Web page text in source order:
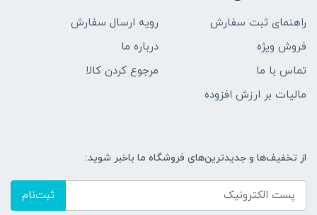
راهنمای ثبت سفارش
رویه ارسال سفارش
فروش ویژه
درباره ما
تماس با ما
مرجوع کردن کالا
مالیات بر ارزش افزوده
از تخفیف‌ها و جدیدترین‌های فروشگاه ما باخبر شوید:
ثبت‌نام